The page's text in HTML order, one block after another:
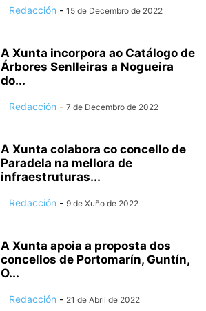
Redacción - 15 de Decembro de 2022
A Xunta incorpora ao Catálogo de
Árbores Senlleiras a Nogueira
do...
Redacción - 7 de Decembro de 2022
A Xunta colabora co concello de
Paradela na mellora de
infraestruturas...
Redacción - 9 de Xuño de 2022
A Xunta apoia a proposta dos
concellos de Portomarín, Guntín,
O...
Redacción - 21 de Abril de 2022